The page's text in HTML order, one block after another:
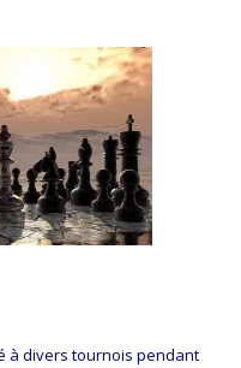
à divers tournois pendant